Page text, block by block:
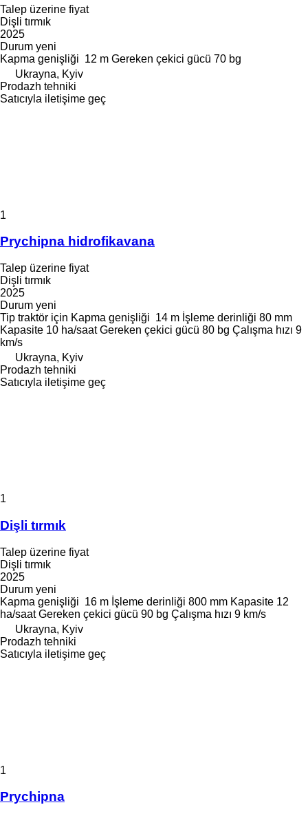
Talep üzerine fiyat
Dişli tırmık
2025
Durum yeni
Kapma genişliği 12 m Gereken çekici gücü 70 bg
Ukrayna, Kyiv
Prodazh tehniki
Satıcıyla iletişime geç
1
Prychipna hidrofikavana
Talep üzerine fiyat
Dişli tırmık
2025
Durum yeni
Tip traktör için Kapma genişliği 14 m İşleme derinliği 80 mm
Kapasite 10 ha/saat Gereken çekici gücü 80 bg Çalışma hızı 9
km/s
Ukrayna, Kyiv
Prodazh tehniki
Satıcıyla iletişime geç
1
Dişli tırmık
Talep üzerine fiyat
Dişli tırmık
2025
Durum yeni
Kapma genişliği 16 m İşleme derinliği 800 mm Kapasite 12
ha/saat Gereken çekici gücü 90 bg Çalışma hızı 9 km/s
Ukrayna, Kyiv
Prodazh tehniki
Satıcıyla iletişime geç
1
Prychipna